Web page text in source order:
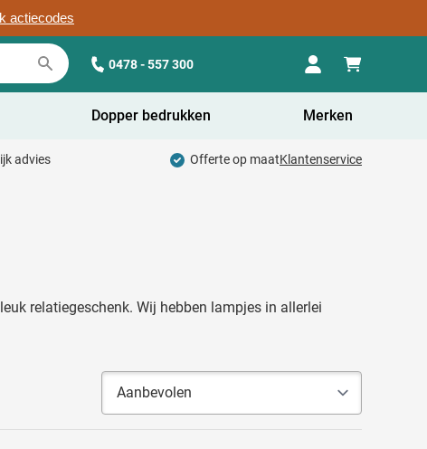
actiecodes
0478 - 557 300
Dopper bedrukken Merken
advies Offerte op maatKlantenservice
relatiegeschenk. Wij hebben lampjes in allerlei